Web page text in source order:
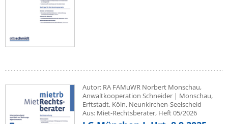
Autor: RA FAMuWR Norbert Monschau,
Anwaltkooperation Schneider | Monschau,
Erftstadt, Köln, Neunkirchen-Seelscheid
Aus: Miet-Rechtsberater, Heft 05/2026